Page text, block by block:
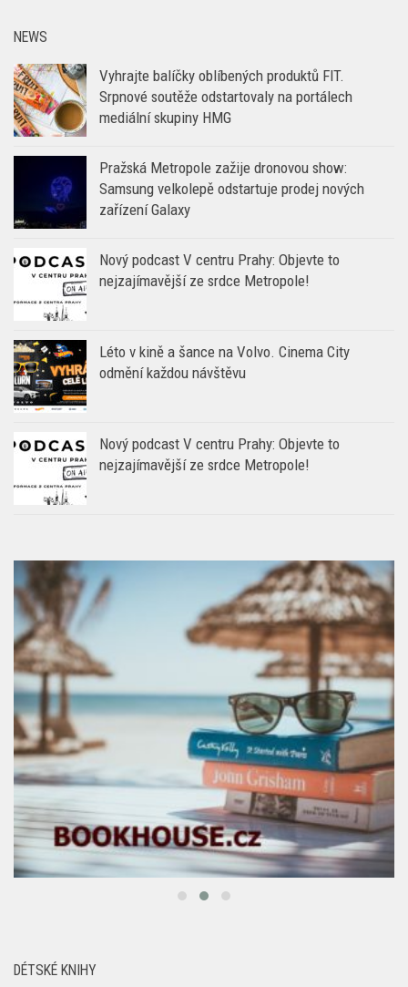
NEWS
Vyhrajte balíčky oblíbených produktů FIT.
Srpnové soutěže odstartovaly na portálech
mediální skupiny HMG
Pražská Metropole zažije dronovou show:
Samsung velkolepě odstartuje prodej nových
zařízení Galaxy
Nový podcast V centru Prahy: Objevte to
nejzajímavější ze srdce Metropole!
Léto v kině a šance na Volvo. Cinema City
odmění každou návštěvu
Nový podcast V centru Prahy: Objevte to
nejzajímavější ze srdce Metropole!
DÉTSKÉ KNIHY